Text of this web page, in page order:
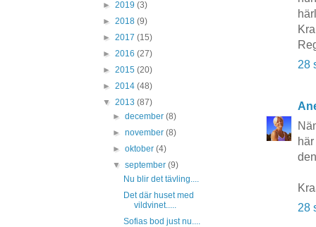
28
28
► 2019 (3)
► 2018 (9)
► 2017 (15)
► 2016 (27)
► 2015 (20)
► 2014 (48)
▼ 2013 (87)
►december(8)
►november(8)
►oktober(4)
▼september(9)
Nu blir det tävling....
Det där huset med
vildvinet.....
Sofias bod just nu....